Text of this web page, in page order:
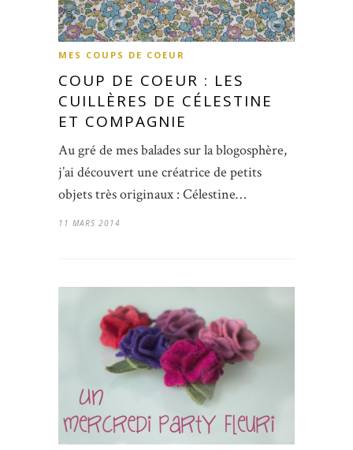
MES COUPS DE COEUR
COUP DE COEUR : LES
CUILLÈRES DE CÉLESTINE
ET COMPAGNIE
Au gré de mes balades sur la blogosphère,
j’ai découvert une créatrice de petits
objets très originaux : Célestine…
11 MARS 2014